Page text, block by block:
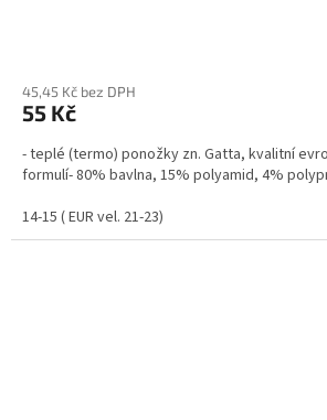
45,45 Kč bez DPH
55 Kč
- teplé (termo) ponožky zn. Gatta, kvalitní
formulí- 80% bavlna, 15% polyamid, 4%
14-15 ( EUR vel. 21-23)